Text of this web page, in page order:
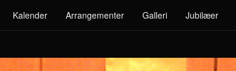
Kalender Arrangementer Galleri Jubilæer